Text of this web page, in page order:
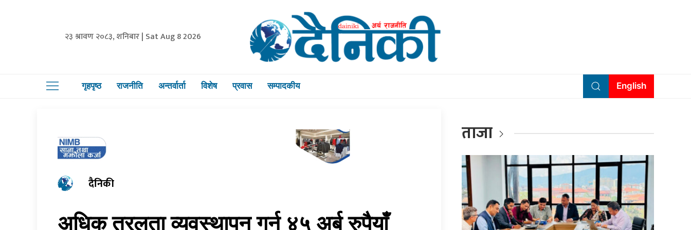
२३ श्रावण २०८३, शनिबार | Sat Aug 8 2026
गृहपृष्ठ राजनीति अन्तर्वार्ता विशेष प्रवास सम्पादकीय English
दैनिकी
अधिक तरलता व्यवस्थापन गर्न ४५ अर्ब रुपैयाँ
ताजा